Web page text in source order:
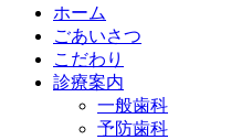
ホーム
ごあいさつ
こだわり
診療案内
一般歯科
予防歯科